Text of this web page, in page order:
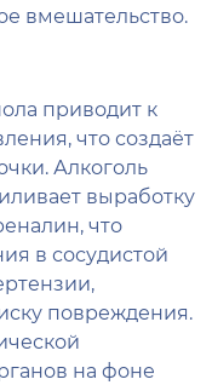
вмешательство.
приводит к
что создаёт
Алкоголь
выработку
что
в сосудистой
повреждения.
на фоне